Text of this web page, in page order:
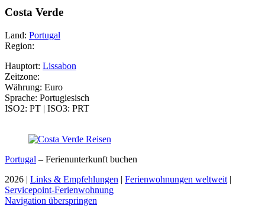
Costa Verde
Land: Portugal
Region:
Hauptort: Lissabon
Zeitzone:
Währung: Euro
Sprache: Portugiesisch
ISO2: PT | ISO3: PRT
Portugal – Ferienunterkunft buchen
2026 | Links & Empfehlungen | Ferienwohnungen weltweit |
Servicepoint-Ferienwohnung
Navigation überspringen